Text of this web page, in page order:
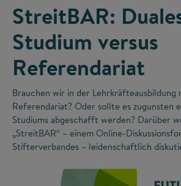
StreitBAR:
Studium versus
Referendariat
Brauchen wir in der Lehrkräfteausbildung
Referendariat? Oder sollte es zugunsten
Studiums abgeschafft werden? Darüber
„StreitBAR“ – einem Online-
Stifterverbandes – leidenschaftlich